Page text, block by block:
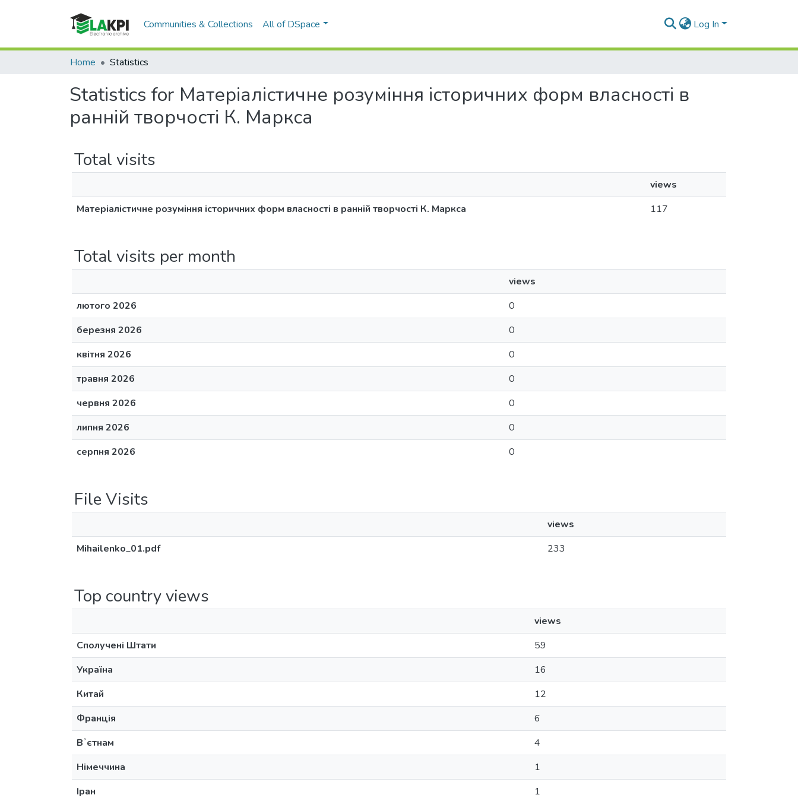
Communities & Collections All of DSpace Log In
Home Statistics
Statistics for Матеріалістичне розуміння історичних форм власності в
ранній творчості К. Маркса
Total visits
views
Матеріалістичне розуміння історичних форм власності в ранній творчості К. Маркса
117
Total visits per month
views
лютого 2026
0
березня 2026
0
квітня 2026
0
травня 2026
0
червня 2026
0
липня 2026
0
серпня 2026
0
File Visits
views
Mihailenko_01.pdf
233
Top country views
views
Сполучені Штати
59
Україна
16
Китай
12
Франція
6
Вʼєтнам
4
Німеччина
1
Іран
1